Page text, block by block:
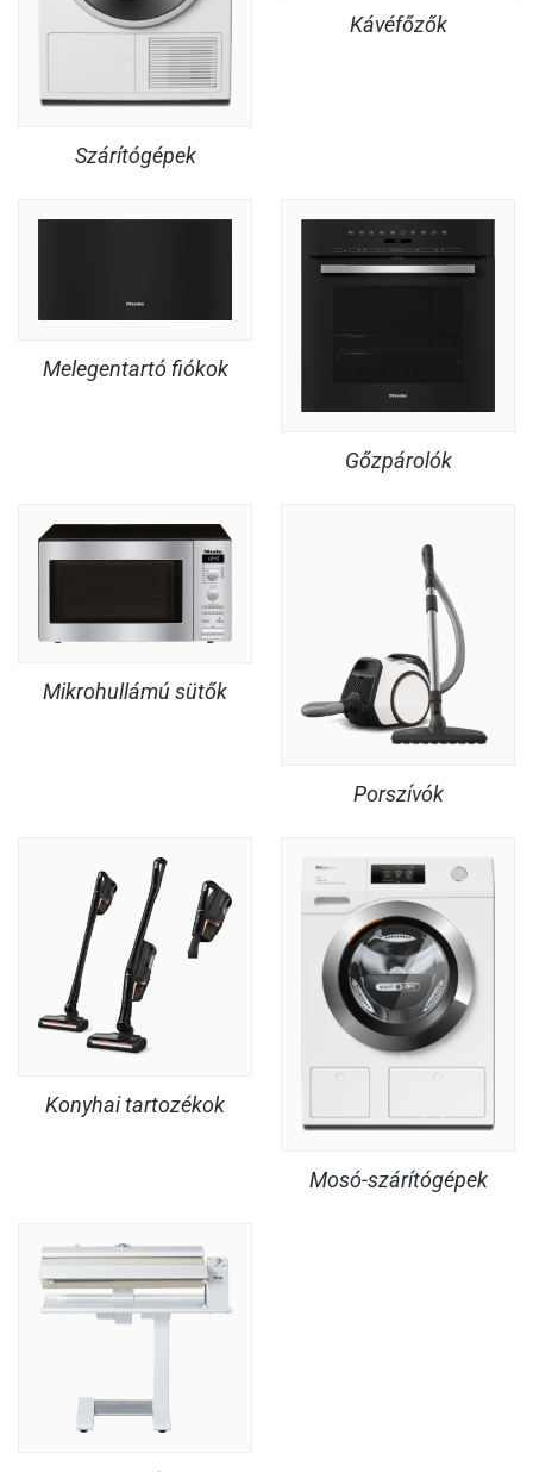
Szárítógépek
Kávéfőzők
Melegentartó fiókok
Gőzpárolók
Mikrohullámú sütők
Porszívók
Konyhai tartozékok
Mosó-szárítógépek